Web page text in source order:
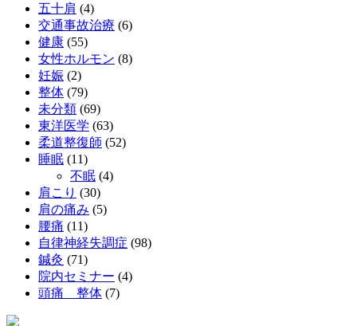
五十肩 (4)
交通事故治療 (6)
健康 (55)
女性ホルモン (8)
妊娠 (2)
整体 (79)
未分類 (69)
東洋医学 (63)
柔道整復師 (52)
睡眠 (11)
不眠 (4)
肩こり (30)
肩の痛み (5)
腰痛 (11)
自律神経失調症 (98)
鍼灸 (71)
院内セミナー (4)
頭痛 整体 (7)